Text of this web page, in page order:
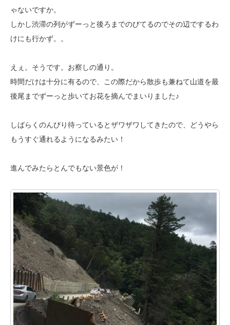
ゃないですか。
しかし渋滞の列がずーっと後ろまでのびてるのでその辺でするわ
けにも行かず。。
えぇ。そうです。お察しの通り。
時間だけは十分に有るので、この際だから散歩も兼ねて山道を最
後尾までずーっと歩いてお花を摘んでまいりました♪
しばらくのんびり待っているとザワザワしてきたので、どうやら
もうすぐ通れる ようになるみたい！
進んでみたらとんでもない景色が！